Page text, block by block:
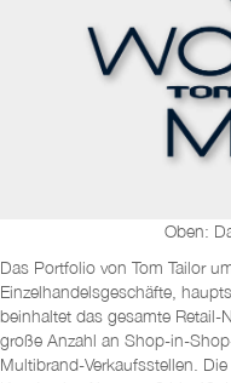
Oben:
Das Portfolio von Tom Tailor
Einzelhandelsgeschäfte,
beinhaltet das gesamte Retail-
große Anzahl an Shop-in-
Multibrand-Verkaufsstellen.